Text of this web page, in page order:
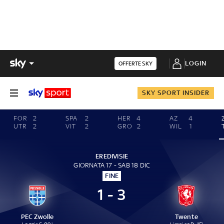
OFFERTE SKY LOGIN
SKY SPORT INSIDER
FOR
2
UTR
2
SPA
2
VIT
2
HER
4
GRO
2
AZ
4
WIL
1
EREDIVISIE
GIORNATA 17 - SAB 18 DIC
FINE
PEC Zwolle
1 - 3
Twente